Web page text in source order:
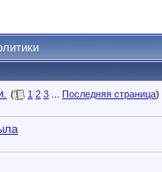
( 1 2 3 Последняя страница)